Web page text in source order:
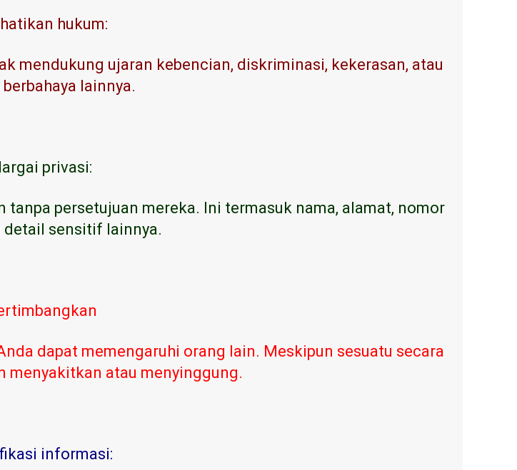
hukum:
mendukung ujaran kebencian, diskriminasi, kekerasan, atau
lainnya.
privasi:
persetujuan mereka. Ini termasuk nama, alamat, nomor
detail sensitif lainnya.
dapat memengaruhi orang lain. Meskipun sesuatu secara
menyakitkan atau menyinggung.
informasi: